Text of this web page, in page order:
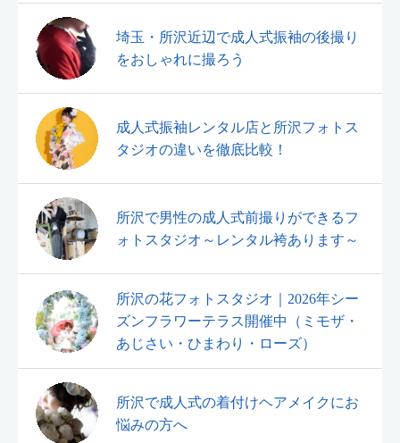
埼玉・所沢近辺で成人式振袖の後撮り
をおしゃれに撮ろう
成人式振袖レンタル店と所沢フォトス
タジオの違いを徹底比較！
所沢で男性の成人式前撮りができるフ
ォトスタジオ～レンタル袴あります～
所沢の花フォトスタジオ｜2026年シー
ズンフラワーテラス開催中（ミモザ・
あじさい・ひまわり・ローズ）
所沢で成人式の着付けヘアメイクにお
悩みの方へ